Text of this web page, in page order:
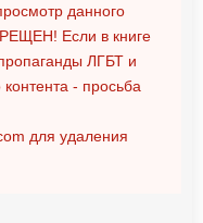
данного
Если в книге
ЛГБТ и
- просьба
для удаления